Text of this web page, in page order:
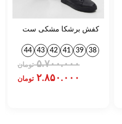
کفش برشکا مشکی ست
38
39
41
42
43
44
۵.۷۰۰.۰۰۰ تومان
۲.۸۵۰.۰۰۰ تومان